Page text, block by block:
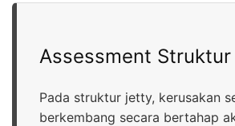
Assessment
Pada struktur jetty, kerusakan
berkembang secara bertahap